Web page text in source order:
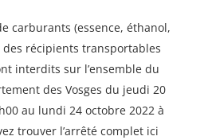
carburants (essence, éthanol,
des récipients transportables
interdits sur l’ensemble du
des Vosges du jeudi 20
au lundi 24 octobre 2022 à
trouver l’arrêté complet ici